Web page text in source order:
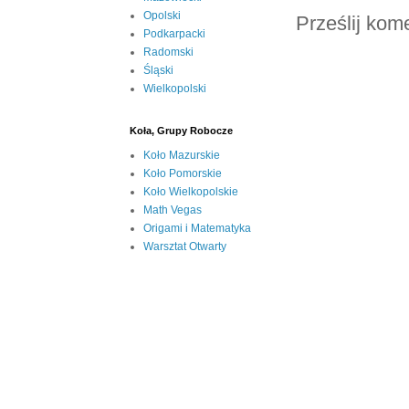
Prześlij
Opolski
Podkarpacki
Radomski
Śląski
Wielkopolski
Koła, Grupy Robocze
Koło Mazurskie
Koło Pomorskie
Koło Wielkopolskie
Math Vegas
Origami i Matematyka
Warsztat Otwarty